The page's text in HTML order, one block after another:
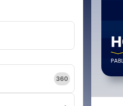
360